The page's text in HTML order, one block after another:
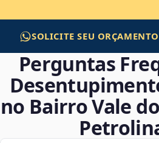
SOLICITE SEU ORÇAMENTO
Perguntas
no Bairro Vale